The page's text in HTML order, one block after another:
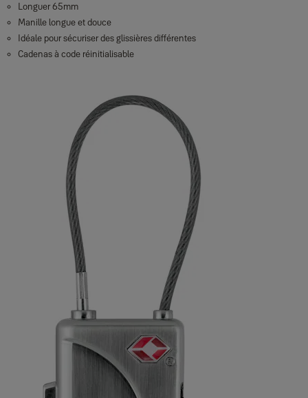
Longuer 65mm
Manille longue et douce
Idéale pour sécuriser des glissières différentes
Cadenas à code réinitialisable